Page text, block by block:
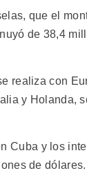
que el
de 38,4
realiza con
y Holanda,
Cuba y los
de dólares.